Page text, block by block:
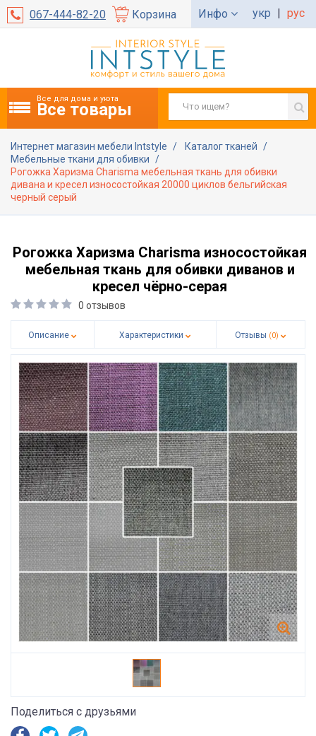
067-444-82-20 Корзина Инфо укр | рус
Все для дома и уюта
Все товары
Интернет магазин мебели Intstyle
Каталог тканей
Мебельные ткани для обивки
Рогожка Харизма Charisma мебельная ткань для обивки
дивана и кресел износостойкая 20000 циклов бельгийская
черный серый
Рогожка Харизма Charisma износостойкая
мебельная ткань для обивки диванов и
кресел чёрно-серая
0 отзывов
Описание Характеристики Отзывы (0)
Поделиться с друзьями